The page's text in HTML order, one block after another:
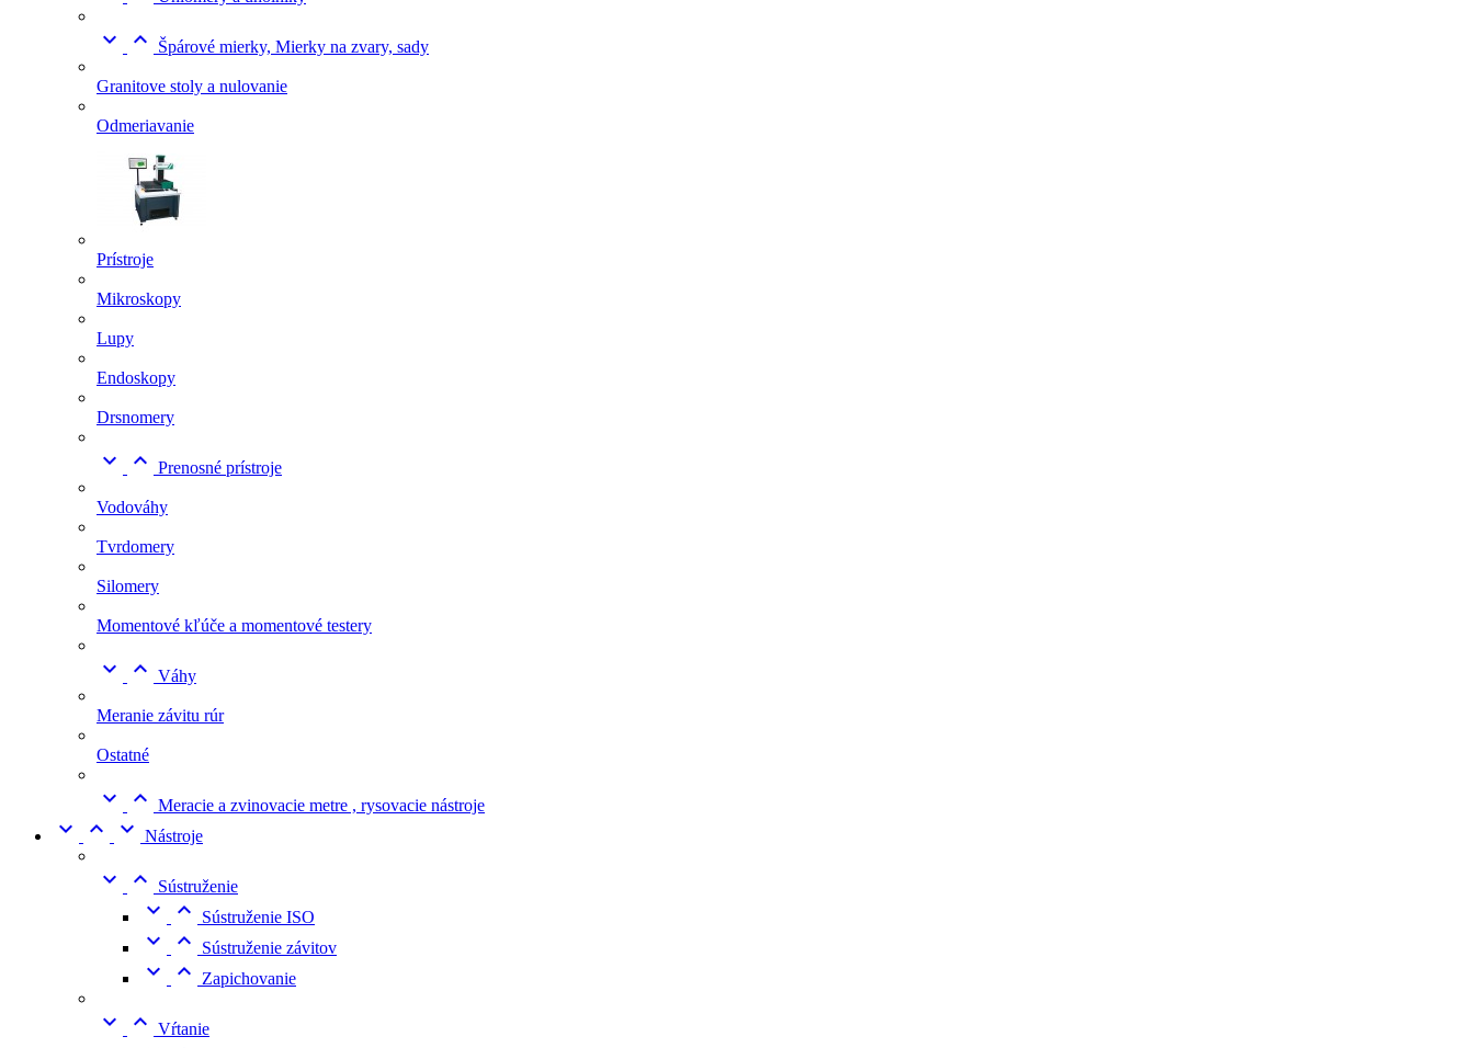
  Špárové mierky, Mierky na zvary, sady
Granitove stoly a nulovanie
Odmeriavanie
Prístroje
Mikroskopy
Lupy
Endoskopy
Drsnomery
  Prenosné prístroje
Vodováhy
Tvrdomery
Silomery
Momentové kľúče a momentové testery
  Váhy
Meranie závitu rúr
Ostatné
  Meracie a zvinovacie metre , rysovacie nástroje
   Nástroje
  Sústruženie
  Sústruženie ISO
  Sústruženie závitov
  Zapichovanie
  Vŕtanie